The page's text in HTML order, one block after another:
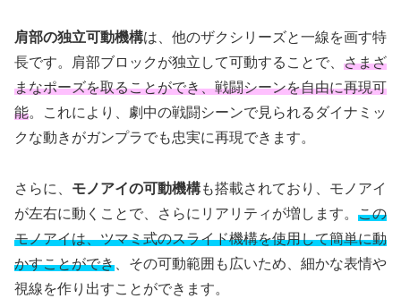
肩部の独立可動機構は、他のザクシリーズと一線を画す特
長です。肩部ブロックが独立して可動することで、 さまざ
まなポーズを取ることができ、戦闘シーンを自由に再現可
能。これにより、劇中の戦闘シーンで見られるダイナミッ
クな動きがガンプラでも忠実に再現できます。
さらに、 モノアイの可動機構も搭載されており、モノアイ
が左右に動くことで、さらにリアリティが増します。 この
モノアイは、ツマミ式のスライド機構を使用して簡単に動
かすことができ 、その可動範囲も広いため、細かな表情や
視線を作り出すことができます。